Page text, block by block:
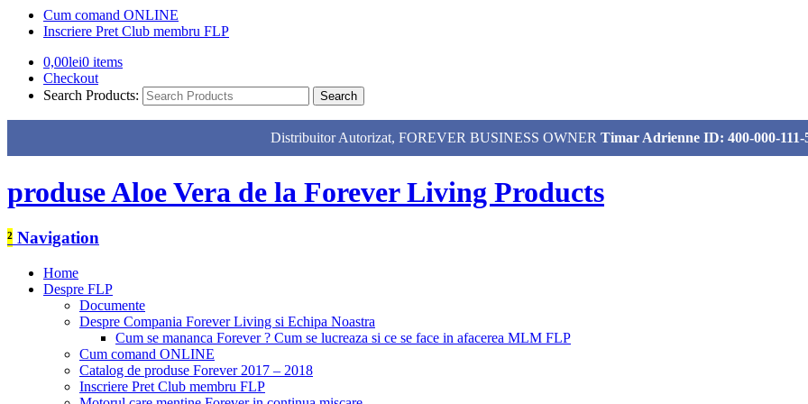
Cum comand ONLINE
Inscriere Pret Club membru FLP
0,00lei0 items
Checkout
Search Products:
Distribuitor Autorizat, FOREVER BUSINESS OWNER Timar Adrienne ID: 400-000-111-
produse Aloe Vera de la Forever Living Products
² Navigation
Home
Despre FLP
Documente
Despre Compania Forever Living si Echipa Noastra
Cum se mananca Forever ? Cum se lucreaza si ce se face in afacerea MLM FLP
Cum comand ONLINE
Catalog de produse Forever 2017 – 2018
Inscriere Pret Club membru FLP